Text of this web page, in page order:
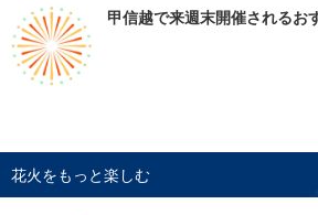
甲信越で来週末開催されるお
花火をもっと楽しむ